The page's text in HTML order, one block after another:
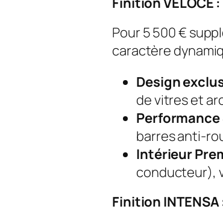
Pour 5 500 €
caractère
Design
de vitres et
Performance
barres anti-
Intérieur
conducteur),
Finition